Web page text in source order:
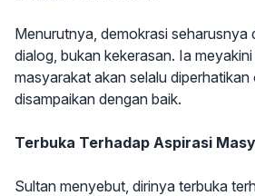
Menurutnya, demokrasi seharusnya
dialog, bukan kekerasan. Ia
masyarakat akan selalu diperhatikan
disampaikan dengan baik.
Terbuka Terhadap Aspirasi
Sultan menyebut, dirinya terbuka